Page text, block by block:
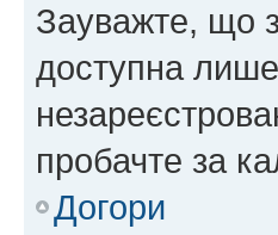
Зауважте, що
доступна
пробачте за
Догори